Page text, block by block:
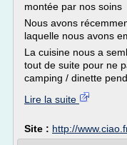
montée par nos soins
Nous avons
laquelle nous avons
La cuisine nous a
tout de suite pour ne
camping / dinette
Lire la suite
Site : http://